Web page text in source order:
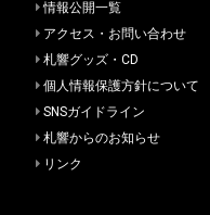
情報公開一覧
アクセス・お問い合わせ
札響グッズ・CD
個人情報保護方針について
SNSガイドライン
札響からのお知らせ
リンク